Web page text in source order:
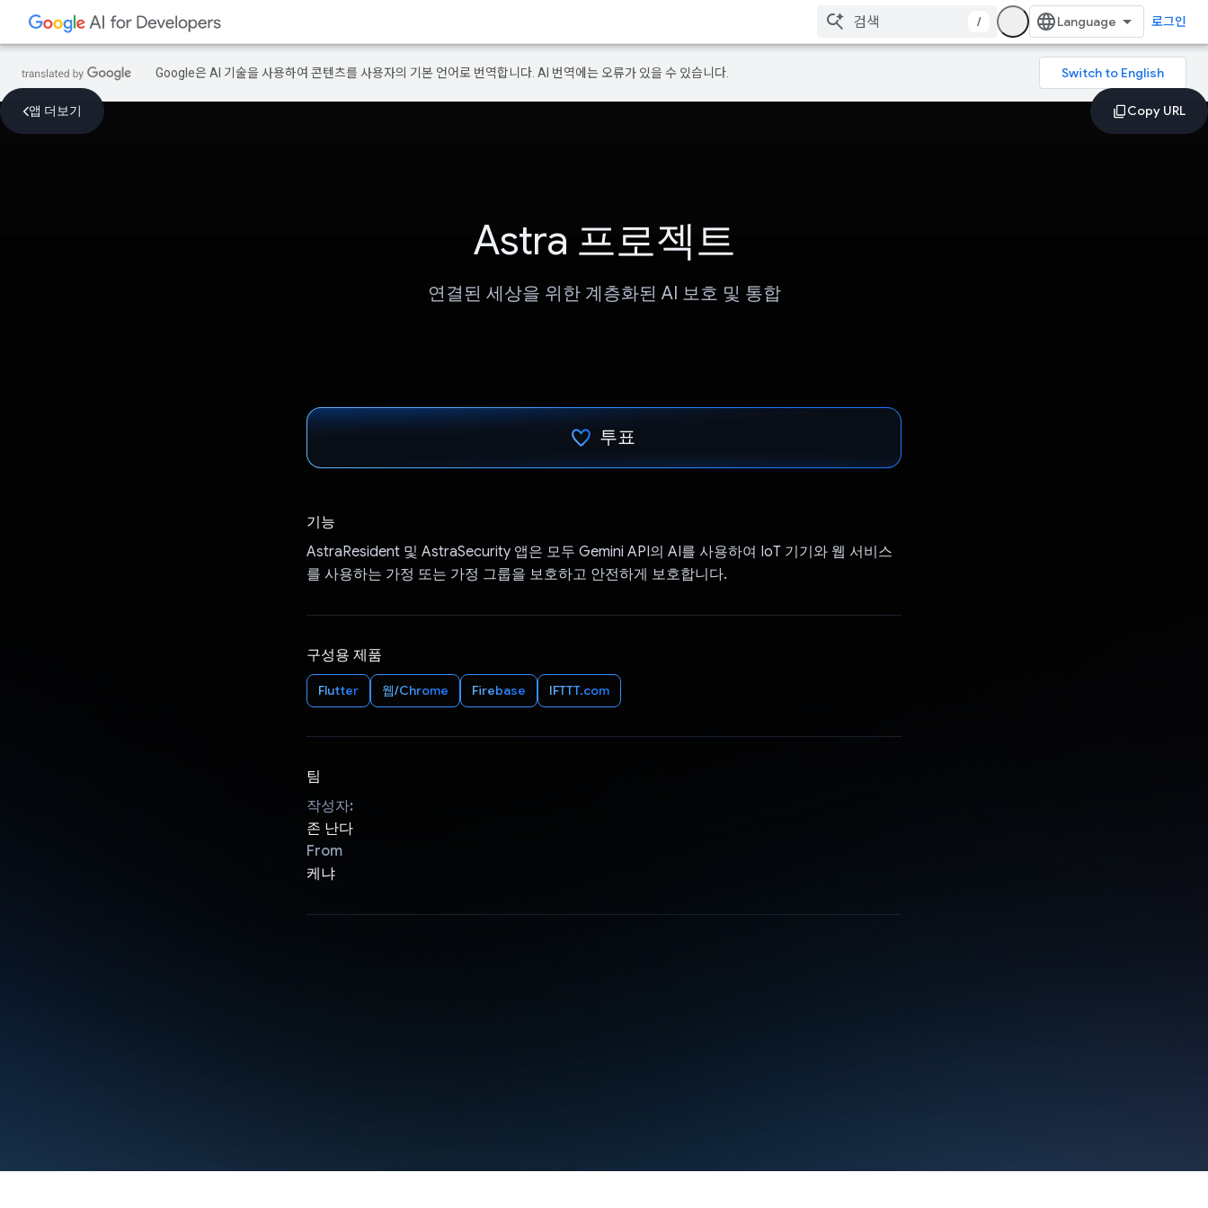
/ 로그인
Google은 AI 기술을 사용하여 콘텐츠를 사용자의 기본 언어로 번역합니다. AI 번역에는 오류가 있을 수 있습니다.
앱 더보기
Astra 프로젝트
연결된 세상을 위한 계층화된 AI 보호 및 통합
투표
기능
AstraResident 및 AstraSecurity 앱은 모두 Gemini API의 AI를 사용하여 IoT 기기와 웹 서비스
를 사용하는 가정 또는 가정 그룹을 보호하고 안전하게 보호합니다.
구성용 제품
Flutter 웹/Chrome Firebase IFTTT.com
팀
작성자:
존 난다
From
케냐